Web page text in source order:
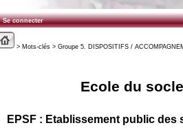
Se connecter
> Mots-clés > Groupe 5. DISPOSITIFS /
Ecole du
EPSF : Etablissement public